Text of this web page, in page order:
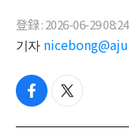
登録 : 2026-06-29
기자
f
c
t
i